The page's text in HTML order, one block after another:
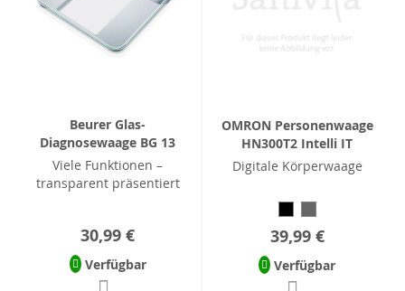
Beurer Glas-
Diagnosewaage BG 13
Viele Funktionen –
transparent präsentiert
30,99 €
Verfügbar
OMRON Personenwaage
HN300T2 Intelli IT
Digitale Körperwaage
39,99 €
Verfügbar